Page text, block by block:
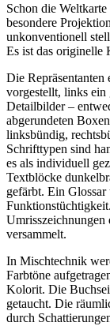
Schon die
besondere
unkonventionell
Es ist das originelle
Die
vorgestellt, links ein
Detailbilder –
abgerundeten
linksbündig,
Schrifttypen sind
es als individuell
Textblöcke
gefärbt. Ein Glossar
Umrisszeichnungen
versammelt.
In Mischtechnik
Farbtöne
Kolorit. Die
getaucht. Die
durch